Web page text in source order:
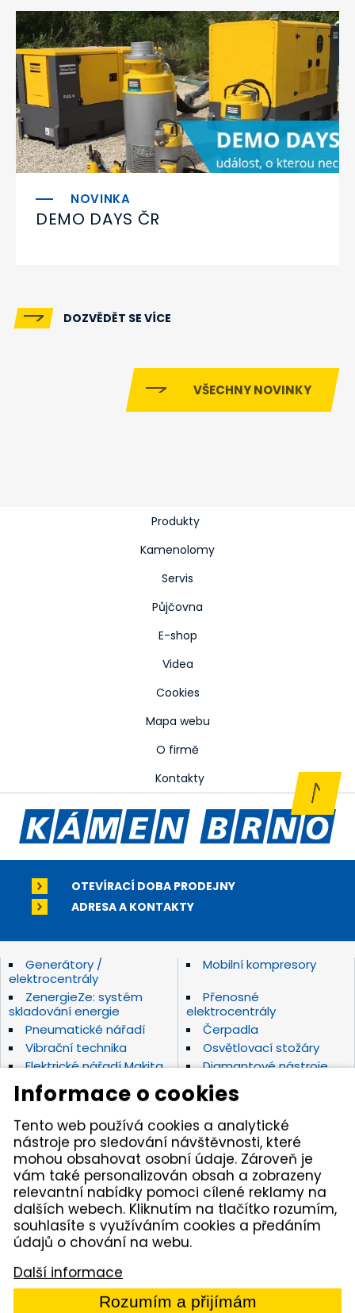
DEMO DAYS ČR
DOZVĚDĚT SE VÍCE
VŠECHNY NOVINKY
Produkty
Kamenolomy
Servis
Půjčovna
E-shop
Videa
Cookies
Mapa webu
O firmě
Kontakty
OTEVÍRACÍ DOBA PRODEJNY
ADRESA A KONTAKTY
Generátory /
elektrocentrály
Mobilní kompresory
ZenergieZe: systém
skladování energie
Přenosné
elektrocentrály
Pneumatické nářadí
Čerpadla
Vibrační technika
Osvětlovací stožáry
Elektrické nářadí Makita
Diamantové nástroje
Hydraulické nářadí
Motorová kladiva
Závěsná hydraulická
kladiva
Zahradní technika
Akumulátorové stroje
Značky
Kámen Brno, spol. s r.o. – spolehlivý partner pro
opravdové řemeslníky. Zajišťujeme autorizovaný servis
pracovních strojů i nářadí, a provozujeme půjčovnu
nářadí v Tišnově. Specializujeme se na prodej nářadí
značek Permon, Atlas Copco, Husqvarna, Makita, NTC,
a zahradní techniky Dolmar aj. Dodáváme kamenivo
z našich vlastních lomů.
© 2005 - 2026 Kámen Brno, spol. s r. o. - Všechna práva
vyhrazena
Informace o cookies
Tento web používá cookies a analytické
nástroje pro sledování návštěvnosti, které
mohou obsahovat osobní údaje. Zároveň je
vám také personalizován obsah a zobrazeny
relevantní nabídky pomoci cílené reklamy na
dalších webech. Kliknutím na tlačítko rozumím,
souhlasíte s využíváním cookies a předáním
údajů o chování na webu.
Další informace
Rozumím a přijímám